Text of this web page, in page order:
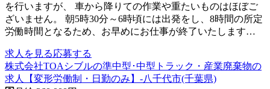
を行いますが、 車から降りての作業や重たいものはほぼご
ざいません。 朝5時30分～6時頃には出発をし、8時間の所定
労働時間となるため、お早めにお仕事が終了いたします…
求人を見る応募する
株式会社TOAシブルの準中型･中型トラック・産業廃棄物の
求人【変形労働制・日勤のみ】-八千代市(千葉県)